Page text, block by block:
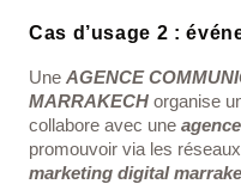
Cas d’usage 2 :
Une AGENCE
MARRAKECH organise
collabore avec une
promouvoir via les
marketing digital